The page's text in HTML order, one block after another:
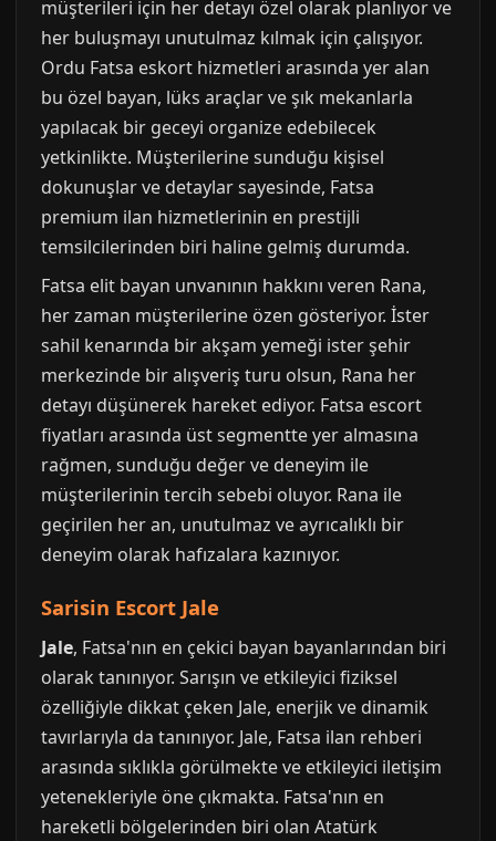
müşterileri için her detayı özel olarak planlıyor ve
her buluşmayı unutulmaz kılmak için çalışıyor.
Ordu Fatsa eskort hizmetleri arasında yer alan
bu özel bayan, lüks araçlar ve şık mekanlarla
yapılacak bir geceyi organize edebilecek
yetkinlikte. Müşterilerine sunduğu kişisel
dokunuşlar ve detaylar sayesinde, Fatsa
premium ilan hizmetlerinin en prestijli
temsilcilerinden biri haline gelmiş durumda.
Fatsa elit bayan unvanının hakkını veren Rana,
her zaman müşterilerine özen gösteriyor. İster
sahil kenarında bir akşam yemeği ister şehir
merkezinde bir alışveriş turu olsun, Rana her
detayı düşünerek hareket ediyor. Fatsa escort
fiyatları arasında üst segmentte yer almasına
rağmen, sunduğu değer ve deneyim ile
müşterilerinin tercih sebebi oluyor. Rana ile
geçirilen her an, unutulmaz ve ayrıcalıklı bir
deneyim olarak hafızalara kazınıyor.
Sarisin Escort Jale
Jale, Fatsa'nın en çekici bayan bayanlarından biri
olarak tanınıyor. Sarışın ve etkileyici fiziksel
özelliğiyle dikkat çeken Jale, enerjik ve dinamik
tavırlarıyla da tanınıyor. Jale, Fatsa ilan rehberi
arasında sıklıkla görülmekte ve etkileyici iletişim
yetenekleriyle öne çıkmakta. Fatsa'nın en
hareketli bölgelerinden biri olan Atatürk